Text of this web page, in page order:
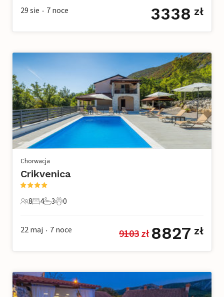
29 sie • 7 noce 3338 zł
Chorwacja
Crikvenica
8 Goście
8
4 Sypialnie
4
3 Łazienki
3
0 Zwierzęta domowe
0
22 maj • 7 noce 9103 zł 8827 zł